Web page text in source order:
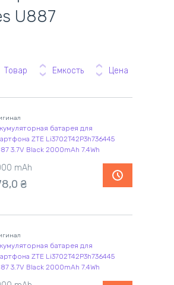
U887
Товар Емкость Цена
батарея для
ZTE Li3702T42P3h736445
3.7V Black 2000mAh 7.4Wh
mAh
₴
батарея для
ZTE Li3702T42P3h736445
3.7V Black 2000mAh 7.4Wh